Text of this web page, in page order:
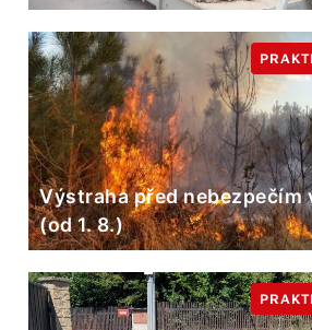
Výstraha před nebezpečím
(od 1. 8.)